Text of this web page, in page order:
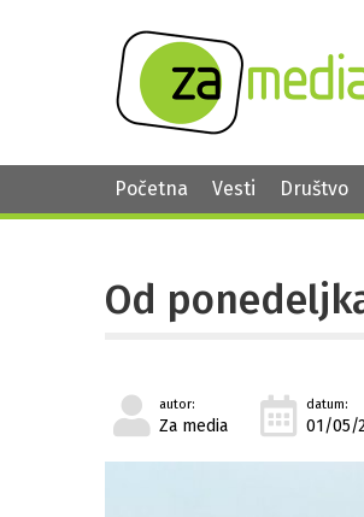
Početna Vesti Društvo
Od
autor:
Za media
datum:
01/05/